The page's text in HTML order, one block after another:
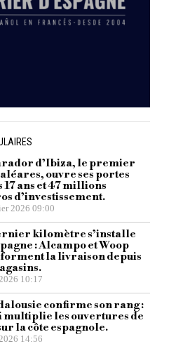
d’Ibiza, le premier
ouvre ses portes
17 ans et 47 millions
d’investissement.
2026 09:00
kilomètre s’installe
: Alcampo et Woop
la livraison depuis
10:17
confirme son rang :
multiplie les ouvertures de
la côte espagnole.
14:56